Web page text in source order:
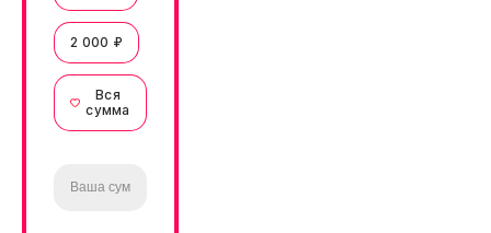
2 000 ₽
Вся
сумма